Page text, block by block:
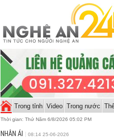
Trong tỉnh Video Trong nước
Thời gian: Thứ Năm 6/8/2026 05:02 PM
NHÂN ÁI 08:14 25-06-2026